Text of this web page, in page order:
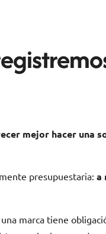
mejor hacer una
presupuestaria:a
marca tiene